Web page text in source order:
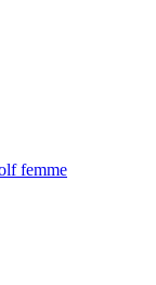
femme